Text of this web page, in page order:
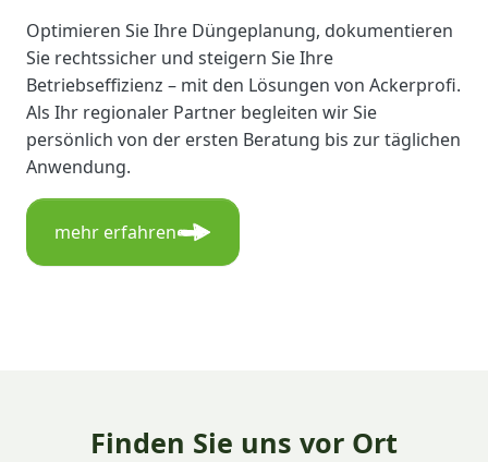
Optimieren Sie Ihre Düngeplanung, dokumentieren
Sie rechtssicher und steigern Sie Ihre
Betriebseffizienz – mit den Lösungen von Ackerprofi.
Als Ihr regionaler Partner begleiten wir Sie
persönlich von der ersten Beratung bis zur täglichen
Anwendung.
mehr erfahren
Finden Sie uns vor Ort